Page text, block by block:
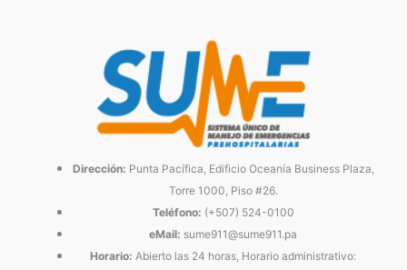
Dirección: Punta Pacífica, Edificio Oceanía Business Plaza,
Torre 1000, Piso #26.
Teléfono: (+507) 524-0100
eMail: sume911@sume911.pa
Horario: Abierto las 24 horas, Horario administrativo: